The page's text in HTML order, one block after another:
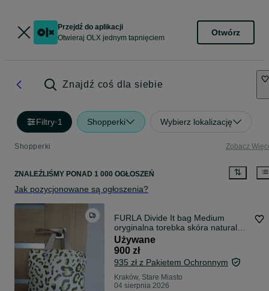
Przejdź do aplikacji
Otwieraj OLX jednym tapnięciem
Otwórz
Znajdź coś dla siebie
Filtry·1 Shopperki Wybierz lokalizację
Shopperki Zobacz
ZNALEŹLIŚMY PONAD 1 000 OGŁOSZEŃ
Jak pozycjonowane są ogłoszenia?
FURLA Divide It bag Medium
oryginalna torebka skóra naturalna
saffiano panterka do ręki
Używane
900 zł
935 zł z Pakietem Ochronnym
Kraków, Stare Miasto
04 sierpnia 2026